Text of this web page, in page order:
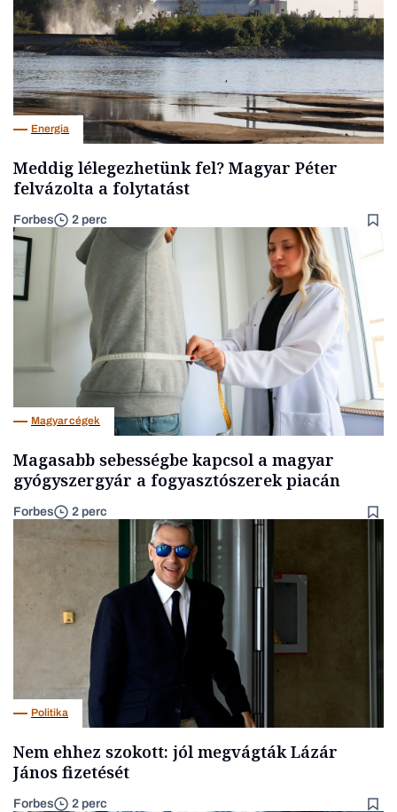
Energia
Meddig lélegezhetünk fel? Magyar Péter
felvázolta a folytatást
Forbes 2 perc
Magyar cégek
Magasabb sebességbe kapcsol a magyar
gyógyszergyár a fogyasztószerek piacán
Forbes 2 perc
Politika
Nem ehhez szokott: jól megvágták Lázár
János fizetését
Forbes 2 perc